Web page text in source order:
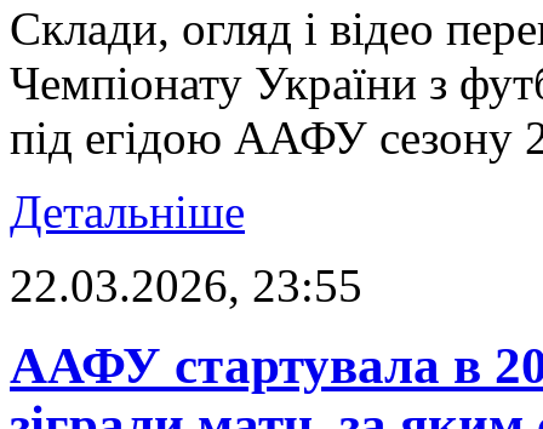
Склади, огляд і відео
Чемпіонату України з
під егідою ААФУ сезону
Детальніше
22.03.2026, 23:55
ААФУ стартувала в